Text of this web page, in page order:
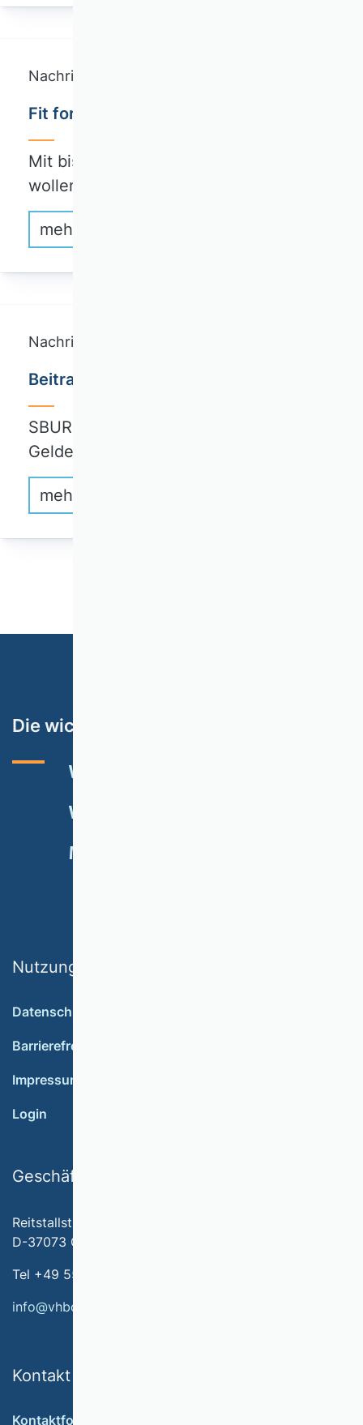
Nachricht
Fit for Funding-Fellowships
Mit bis zu 50.000 Euro pro Fellowship
wollen die…
mehr erfahren
Nachricht
Beitrag in SBUR zum VHB Rating 2024
SBUR veröffentlicht Beitrag von Jutta
Geldermann,…
mehr erfahren
Die wichtigsten Themen
VHB-RATING 2024
VERANSTALTUNGEN
MITGLIED WERDEN
Nutzungsbedingungen
Datenschutz
Barrierefreiheit
Impressum
Login
Geschäftsstelle
Reitstallstr. 7
D-37073 Göttingen
Tel +49 551 79778-566
info@vhbonline.org
Kontakt
Kontaktformular